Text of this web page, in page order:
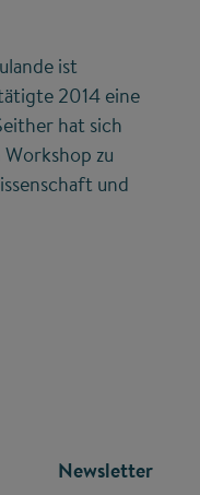
ist
2014 eine
hat sich
zu
und
FOOTER
Newsletter